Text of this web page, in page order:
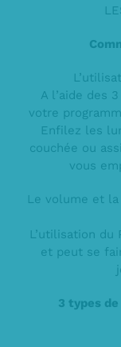
A l’aide des
votre
Enfilez les
couchée ou
vous
Le volume et
L’utilisation
et peut se
3 types